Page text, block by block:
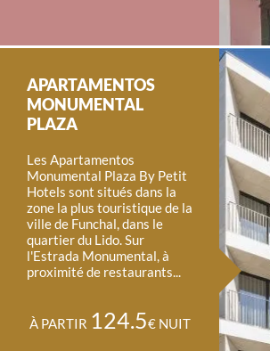
APARTAMENTOS
MONUMENTAL
PLAZA
Les Apartamentos
Monumental Plaza By Petit
Hotels sont situés dans la
zone la plus touristique de la
ville de Funchal, dans le
quartier du Lido. Sur
l'Estrada Monumental, à
proximité de restaurants...
À PARTIR 124.5€ NUIT